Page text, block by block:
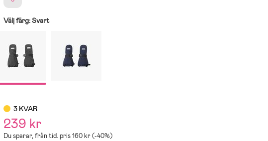
Välj färg:Svart
3 KVAR
239 kr
Du sparar, från tid. pris 160 kr (-40%)